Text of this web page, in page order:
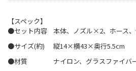
【スペック】
●セット内容
本体、ノズル×2、ホース
●サイズ(約)
縦14×横43×奥行5.5cm
●材質
ナイロン、グラスファイバ